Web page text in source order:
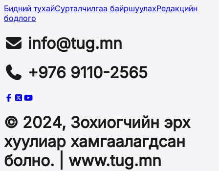
Бидний тухайСурталчилгаа байршуулахРедакцийн
бодлого
info@tug.mn
+976 9110-2565
© 2024, Зохиогчийн эрх
хуулиар хамгаалагдсан
болно. | www.tug.mn